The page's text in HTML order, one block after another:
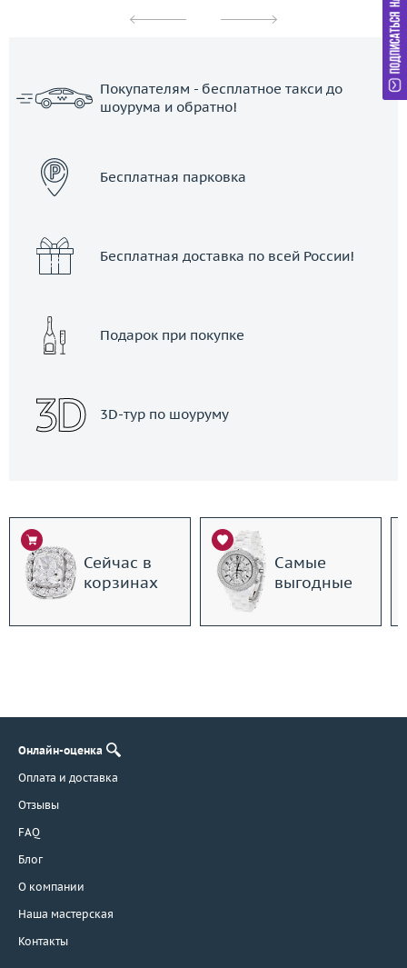
Покупателям - бесплатное такси до
шоурума и обратно!
Бесплатная парковка
Бесплатная доставка по всей России!
Подарок при покупке
3D-тур по шоуруму
Сейчас в
корзинах
Самые
выгодные
Онлайн-оценка
Оплата и доставка
Отзывы
FAQ
Блог
О компании
Наша мастерская
Контакты